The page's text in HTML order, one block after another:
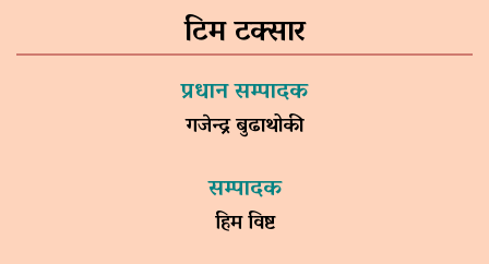
टिम टक्सार
प्रधान सम्पादक
गजेन्द्र बुढाथोकी
सम्पादक
हिम विष्ट